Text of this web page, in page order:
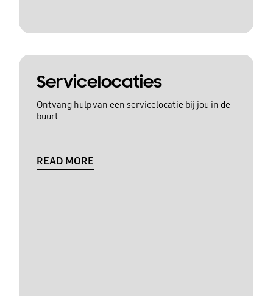
Servicelocaties
Ontvang hulp van een servicelocatie bij jou in de
buurt
READ MORE